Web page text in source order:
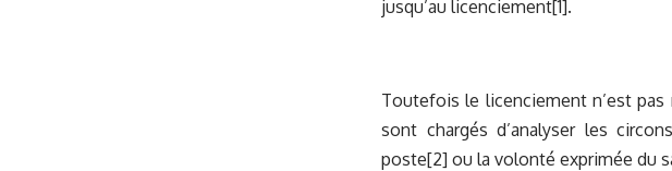
jusqu’au licenciement[1].
Toutefois le licenciement n’est
sont chargés d’analyser les
poste[2] ou la volonté exprimée du